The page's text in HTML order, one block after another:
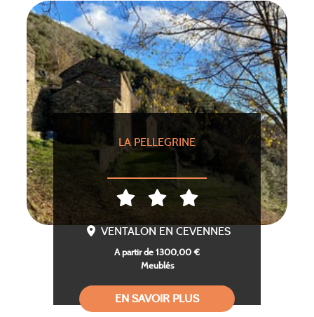
LA PELLEGRINE
VENTALON EN CEVENNES
A partir de 1300,00 €
Meublés
EN SAVOIR PLUS